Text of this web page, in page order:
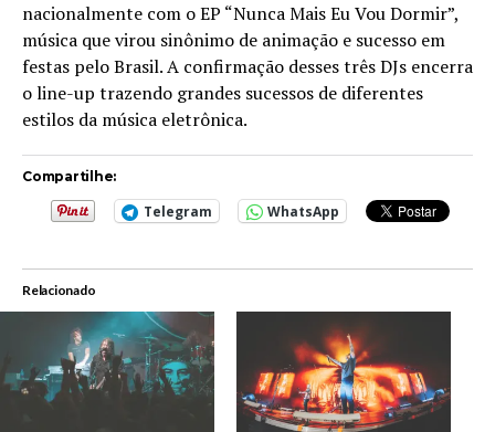
nacionalmente com o EP “Nunca Mais Eu Vou Dormir”,
música que virou sinônimo de animação e sucesso em
festas pelo Brasil. A confirmação desses três DJs encerra
o line-up trazendo grandes sucessos de diferentes
estilos da música eletrônica.
Compartilhe:
Telegram WhatsApp
Relacionado